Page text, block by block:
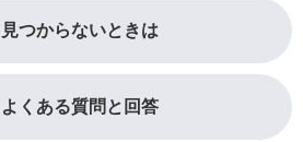
見つからないときは
よくある質問と回答